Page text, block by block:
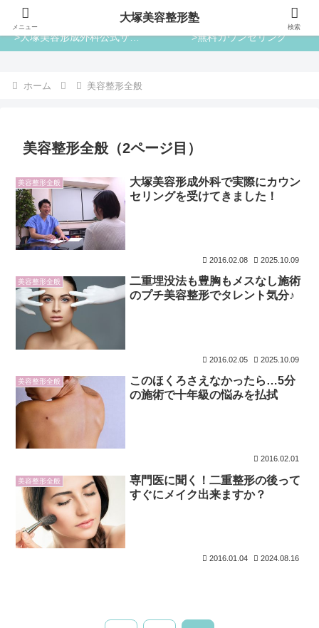
大塚美容整形塾
>大塚美容形成外科公式サイト >無料カウンセリング
ホーム 美容整形全般
美容整形全般（2ページ目）
美容整形全般
大塚美容形成外科で実際にカウン
セリングを受けてきました！
2016.02.08 2025.10.09
美容整形全般
二重埋没法も豊胸もメスなし施術
のプチ美容整形でタレント気分♪
2016.02.05 2025.10.09
美容整形全般
このほくろさえなかったら…5分
の施術で十年級の悩みを払拭
2016.02.01
美容整形全般
専門医に聞く！二重整形の後って
すぐにメイク出来ますか？
2016.01.04 2024.08.16
メニュー
大塚美容整形塾
検索